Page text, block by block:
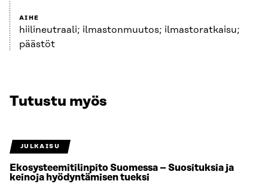
AIHE
hiilineutraali; ilmastonmuutos; ilmastoratkaisu;
päästöt
Tutustu myös
JULKAISU
Ekosysteemitilinpito Suomessa – Suosituksia ja
keinoja hyödyntämisen tueksi